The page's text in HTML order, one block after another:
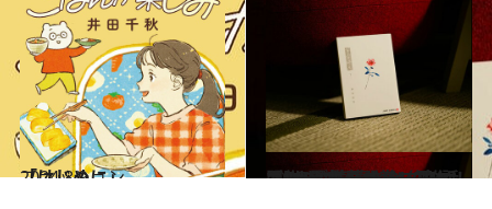
2024.8.9
「はじめに」
ファッション 2025.5.1
【GWに読みたいマンガ】“異色のジャンプ作品”からマンガ賞1位の話題作まで 春とヒコーキの2人が推薦する一冊も！
カルチャー